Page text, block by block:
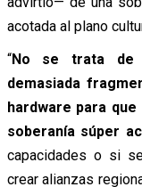
acotada al plano
“No se trata de
demasiada
hardware para
soberanía súper
capacidades o si
crear alianzas